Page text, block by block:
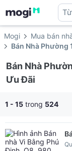
Mogi Mua bán
Bán Nhà Phường
Bán Nhà
Ưu Đãi
1 - 15 trong 524